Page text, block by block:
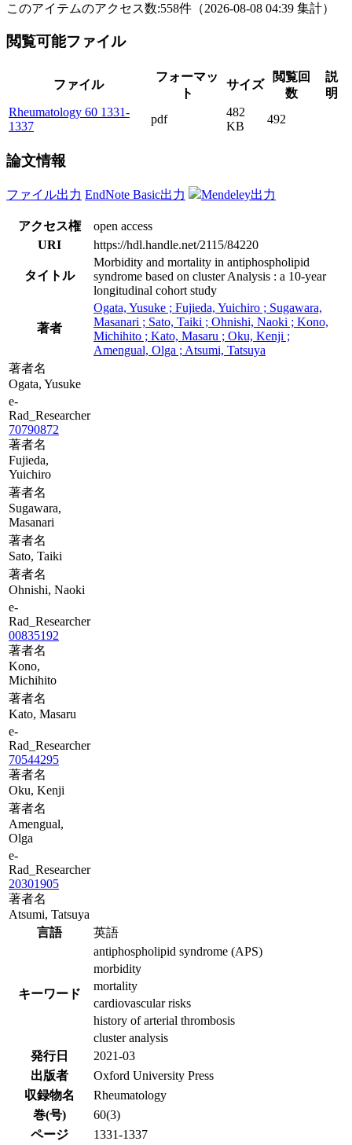
このアイテムのアクセス数:558件 （2026-08-08 04:39 集計）
閲覧可能ファイル
ファイル
フォーマッ
ト
サイズ
閲覧回
数
説
明
Rheumatology 60 1331-
1337
pdf
482
KB
492
論文情報
ファイル出力 EndNote Basic出力 Mendeley出力
アクセス権
open access
URI
https://hdl.handle.net/2115/84220
タイトル
Morbidity and mortality in antiphospholipid
syndrome based on cluster Analysis : a 10-year
longitudinal cohort study
著者
Ogata, Yusuke ; Fujieda, Yuichiro ; Sugawara,
Masanari ; Sato, Taiki ; Ohnishi, Naoki ; Kono,
Michihito ; Kato, Masaru ; Oku, Kenji ;
Amengual, Olga ; Atsumi, Tatsuya
著者名
Ogata, Yusuke
e-
Rad_Researcher
70790872
著者名
Fujieda,
Yuichiro
著者名
Sugawara,
Masanari
著者名
Sato, Taiki
著者名
Ohnishi, Naoki
e-
Rad_Researcher
00835192
著者名
Kono,
Michihito
著者名
Kato, Masaru
e-
Rad_Researcher
70544295
著者名
Oku, Kenji
著者名
Amengual,
Olga
e-
Rad_Researcher
20301905
著者名
Atsumi, Tatsuya
言語
英語
キーワード
antiphospholipid syndrome (APS)
morbidity
mortality
cardiovascular risks
history of arterial thrombosis
cluster analysis
発行日
2021-03
出版者
Oxford University Press
収録物名
Rheumatology
巻(号)
60(3)
ページ
1331-1337